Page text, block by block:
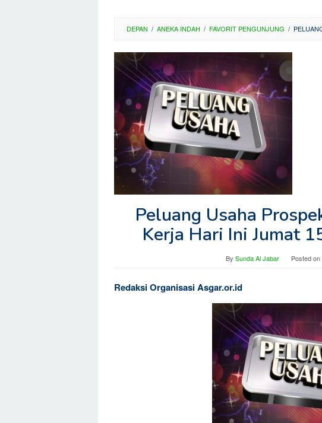
DEPAN / ANEKA INDAH / FAVORIT PENGUNJUNG /
Peluang Usaha
Kerja Hari Ini Jumat
By Sunda Al Jabar Posted on
Redaksi Organisasi Asgar.or.id